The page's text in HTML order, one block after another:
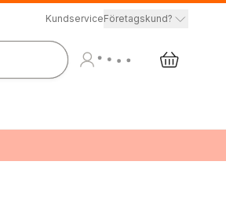
KundserviceFöretagskund?